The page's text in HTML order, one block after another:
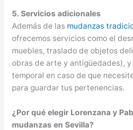
5. Servicios adicionales
Además de las mudanzas
ofrecemos servicios como el
muebles, traslado de objetos
obras de arte y antigüedades),
temporal en caso de que
para guardar tus pertenencias.
¿Por qué elegir Lorenzana y
mudanzas en Sevilla?